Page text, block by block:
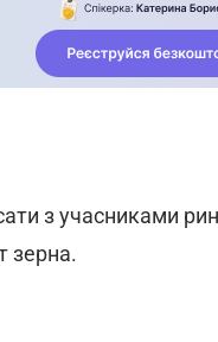
з учасниками
зерна.